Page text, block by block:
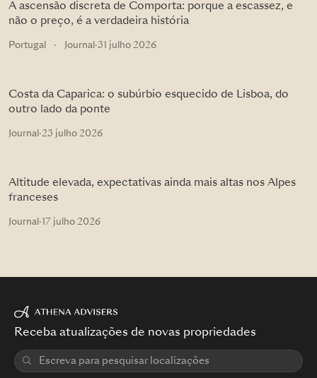
A ascensão discreta de Comporta: porque a escassez, e
não o preço, é a verdadeira história
Portugal · Journal ·31 julho 2026
Costa da Caparica: o subúrbio esquecido de Lisboa, do
outro lado da ponte
Journal ·23 julho 2026
Altitude elevada, expectativas ainda mais altas nos Alpes
franceses
Journal ·17 julho 2026
Receba atualizações de novas propriedades